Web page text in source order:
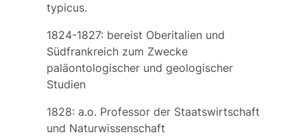
typicus.
1824-1827: bereist Oberitalien und
Südfrankreich zum Zwecke
paläontologischer und geologischer
Studien
1828: a.o. Professor der Staatswirtschaft
und Naturwissenschaft